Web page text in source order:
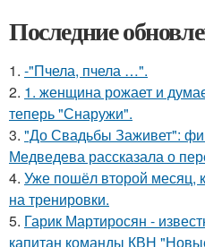
Последние
1. -"Пчела, пчела …".
2. 1. женщина рожает и
теперь "Снаружи".
3. "До Свадьбы Заживет":
Медведева рассказала о
4. Уже пошёл второй месяц,
на тренировки.
5. Гарик Мартиросян -
капитан команды КВН